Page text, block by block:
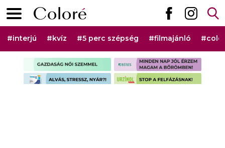
Ugrás a tartalomhoz
Elsődleges menü
Hashtag menü
#interjú #kvíz #5 perc szépség #filmajánló
Szponzorált rovat menü